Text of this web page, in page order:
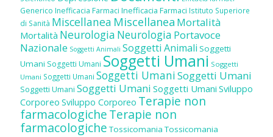
Generico Inefficacia Farmaci Inefficacia Farmaci Istituto Superiore
di Sanità Miscellanea Miscellanea Mortalità
Mortalità Neurologia Neurologia Portavoce
Nazionale Soggetti Animali Soggetti Animali Soggetti
Umani Soggetti Umani Soggetti Umani Soggetti
Umani Soggetti Umani Soggetti UmaniSoggetti Umani
Soggetti Umani Soggetti Umani Soggetti Umani Sviluppo
Corporeo Sviluppo Corporeo Terapie non
farmacologicheTerapie non
farmacologiche Tossicomania Tossicomania